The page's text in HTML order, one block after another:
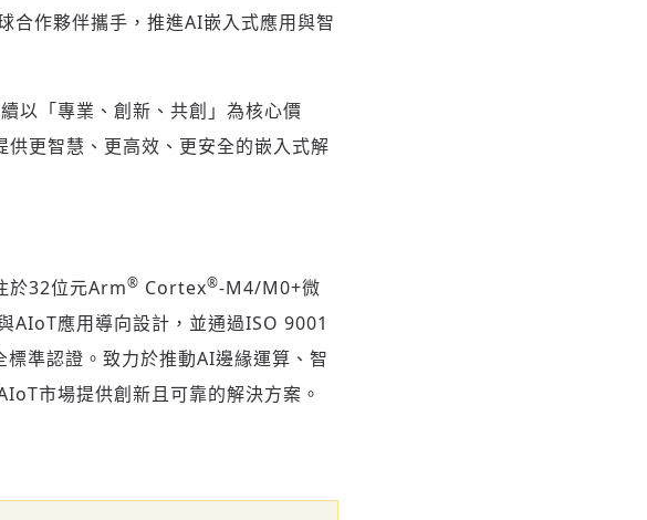
合作夥伴攜手，推進AI嵌入式應用與智
以「專業、創新、共創」為核心價
更智慧、更高效、更安全的嵌入式解
於32位元Arm® Cortex®-M4/M0+微
AIoT應用導向設計，並通過ISO 9001
準認證。致力於推動AI邊緣運算、智
市場提供創新且可靠的解決方案。